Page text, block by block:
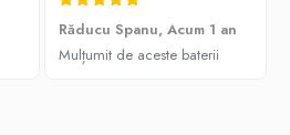
Răducu Spanu, Acum 1 an
Mulțumit de aceste baterii